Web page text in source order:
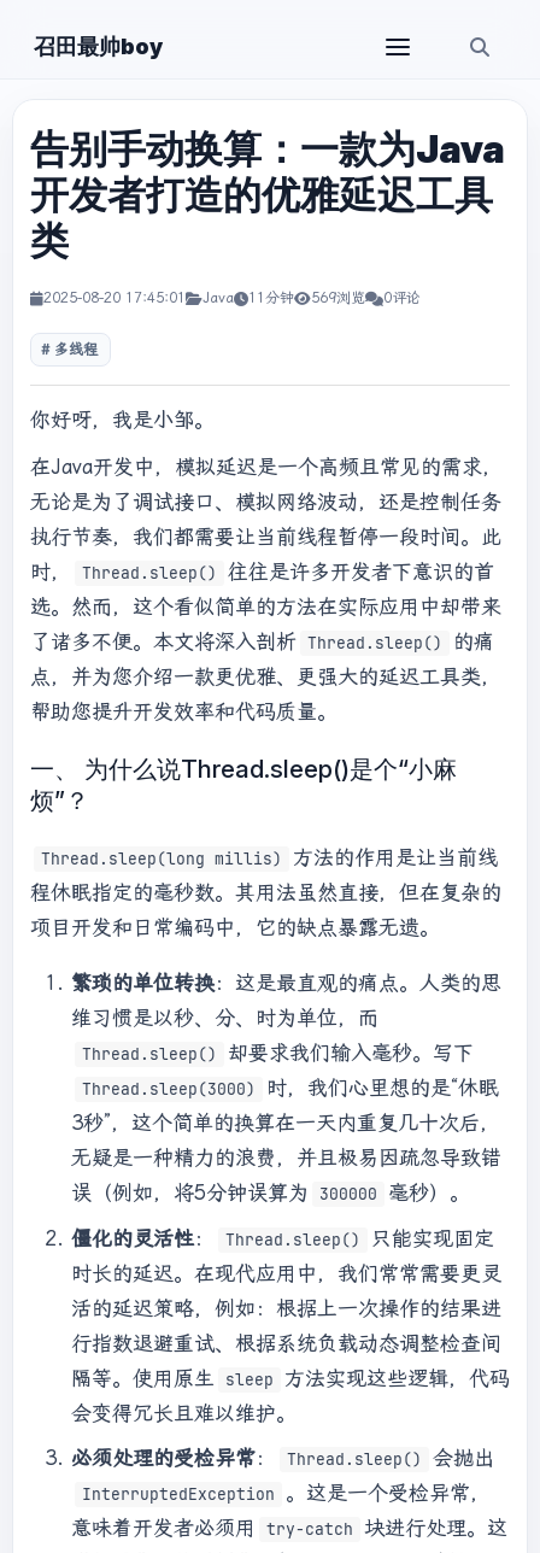
召田最帅boy
告别手动换算：一款为Java
开发者打造的优雅延迟工具
类
2025-08-20 17:45:01 Java 11分钟 569浏览 0评论
多线程
你好呀，我是小邹。
在Java开发中，模拟延迟是一个高频且常见的需求，
无论是为了调试接口、模拟网络波动，还是控制任务
执行节奏，我们都需要让当前线程暂停一段时间。此
时，
Thread.sleep()
往往是许多开发者下意识的首
选。然而，这个看似简单的方法在实际应用中却带来
了诸多不便。本文将深入剖析 Thread.sleep()
的痛
点，并为您介绍一款更优雅、更强大的延迟工具类，
帮助您提升开发效率和代码质量。
一、 为什么说Thread.sleep()是个“小麻
烦”？
Thread.sleep(long millis)
方法的作用是让当前线
程休眠指定的毫秒数。其用法虽然直接，但在复杂的
项目开发和日常编码中，它的缺点暴露无遗。
繁琐的单位转换：这是最直观的痛点。人类的思
维习惯是以秒、分、时为单位，而
Thread.sleep() 却要求我们输入毫秒。写下
Thread.sleep(3000)
时，我们心里想的是“休眠
3秒”，这个简单的换算在一天内重复几十次后，
无疑是一种精力的浪费，并且极易因疏忽导致错
误（例如，将5分钟误算为
300000
毫秒）。
僵化的灵活性： Thread.sleep()
只能实现固定
时长的延迟。在现代应用中，我们常常需要更灵
活的延迟策略，例如：根据上一次操作的结果进
行指数退避重试、根据系统负载动态调整检查间
隔等。使用原生
sleep
方法实现这些逻辑，代码
会变得冗长且难以维护。
必须处理的受检异常： Thread.sleep() 会抛出
InterruptedException
。这是一个受检异常，
意味着开发者必须用
try-catch 块进行处理。这